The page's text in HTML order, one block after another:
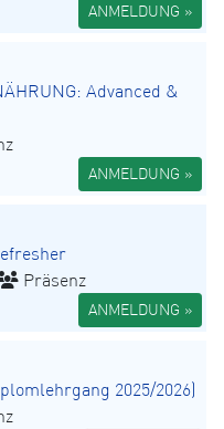
ANMELDUNG »
Advanced &
ANMELDUNG »
Präsenz
ANMELDUNG »
2025/2026)